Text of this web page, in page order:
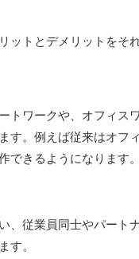
ットとデメリットをそ
トワークや、オフィス
す。例えば従来はオフ
できるようになります
、従業員同士やパート
す。